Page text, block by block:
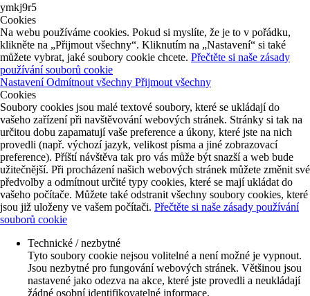
ymkj9r5
Cookies
Na webu používáme cookies. Pokud si myslíte, že je to v pořádku,
klikněte na „Přijmout všechny“. Kliknutím na „Nastavení“ si také
můžete vybrat, jaké soubory cookie chcete. Přečtěte si naše zásady
používání souborů cookie
NastaveníOdmítnout všechny Přijmout všechny
Cookies
Soubory cookies jsou malé textové soubory, které se ukládají do
vašeho zařízení při navštěvování webových stránek. Stránky si tak na
určitou dobu zapamatují vaše preference a úkony, které jste na nich
provedli (např. výchozí jazyk, velikost písma a jiné zobrazovací
preference). Příští návštěva tak pro vás může být snazší a web bude
užitečnější. Při procházení našich webových stránek můžete změnit své
předvolby a odmítnout určité typy cookies, které se mají ukládat do
vašeho počítače. Můžete také odstranit všechny soubory cookies, které
jsou již uloženy ve vašem počítači. Přečtěte si naše zásady používání
souborů cookie
Technické / nezbytné
Tyto soubory cookie nejsou volitelné a není možné je vypnout.
Jsou nezbytné pro fungování webových stránek. Většinou jsou
nastavené jako odezva na akce, které jste provedli a neukládají
žádné osobní identifikovatelné informace.